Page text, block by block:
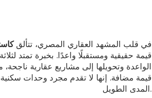
في قلب المشهد العقاري المصري، تتألق
قيمة حقيقية ومستقبلًا واعدًا. بخبرة تمتد
الواعدة وتحويلها إلى مشاريع عقارية
قيمة مضافة. إنها لا تقدم مجرد وحدات
المدى الطويل.